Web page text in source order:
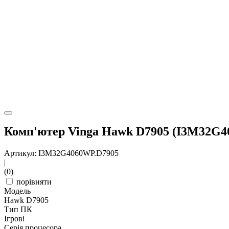
Комп'ютер Vinga Hawk D7905
Артикул: I3M32G4060WP.D7905
|
(0)
порівняти
Модель
Hawk D7905
Тип ПК
Ігрові